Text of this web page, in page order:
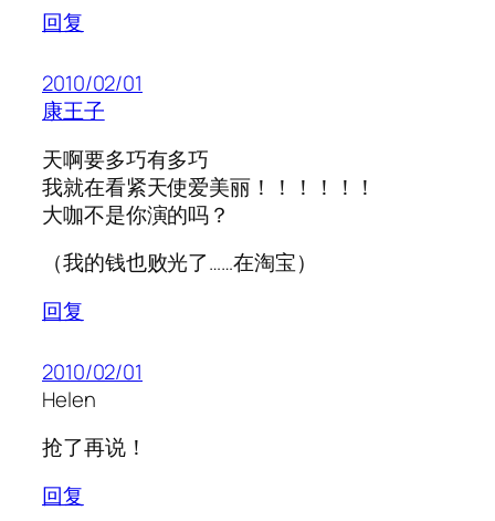
回复
2010/02/01
康王子
天啊要多巧有多巧
我就在看紧天使爱美丽！！！！！！
大咖不是你演的吗？
（我的钱也败光了……在淘宝）
回复
2010/02/01
Helen
抢了再说！
回复